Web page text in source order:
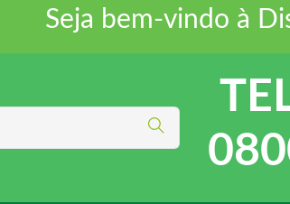
Seja bem-vindo à